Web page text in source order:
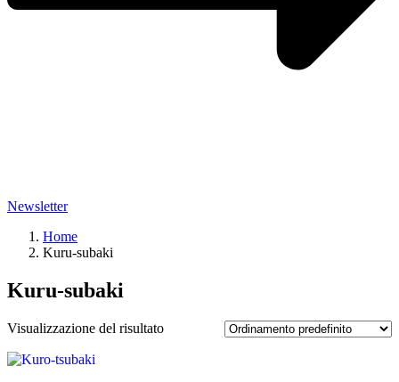
Newsletter
Home
Kuru-subaki
Kuru-subaki
Visualizzazione del risultato